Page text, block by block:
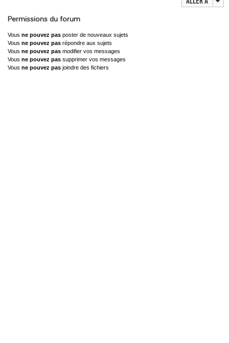
Permissions du forum
Vous ne pouvez pas poster de nouveaux sujets
Vous ne pouvez pas répondre aux sujets
Vous ne pouvez pas modifier vos messages
Vous ne pouvez pas supprimer vos messages
Vous ne pouvez pas joindre des fichiers